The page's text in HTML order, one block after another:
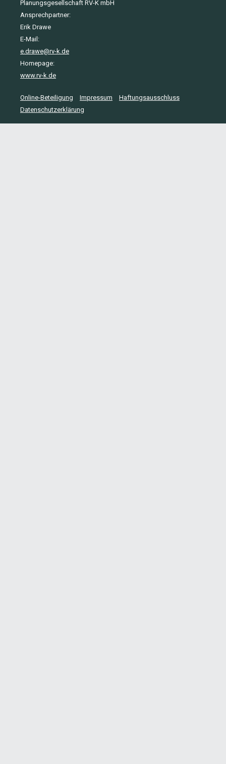
Planungsgesellschaft RV-K mbH
Ansprechpartner:
Erik Drawe
E-Mail:
e.drawe@rv-k.de
Homepage:
www.rv-k.de
Online-Beteiligung Impressum
Haftungsausschluss
Datenschutzerklärung